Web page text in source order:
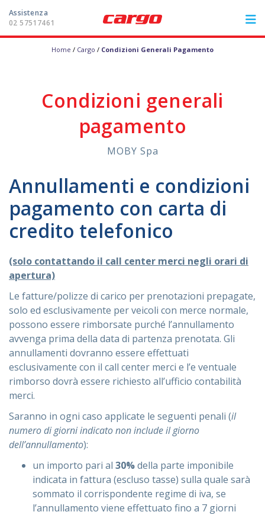
Assistenza
02 57517461
FRA DEU
Area riservata
Home / Cargo / Condizioni Generali Pagamento
Condizioni generali
pagamento
MOBY Spa
Annullamenti e condizioni
pagamento con carta di
credito telefonico
(solo contattando il call center merci negli orari di
apertura)
Le fatture/polizze di carico per prenotazioni prepagate,
solo ed esclusivamente per veicoli con merce normale,
possono essere rimborsate purché l’annullamento
avvenga prima della data di partenza prenotata. Gli
annullamenti dovranno essere effettuati
esclusivamente con il call center merci e l’e ventuale
rimborso dovrà essere richiesto all’ufficio contabilità
merci.
Saranno in ogni caso applicate le seguenti penali (il
numero di giorni indicato non include il giorno
dell’annullamento):
un importo pari al 30%della parte imponibile
indicata in fattura (escluso tasse) sulla quale sarà
sommato il corrispondente regime di iva, se
l’annullamento viene effettuato fino a 7 giorni